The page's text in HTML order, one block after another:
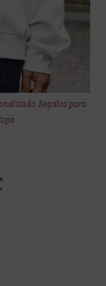
,Regalos para